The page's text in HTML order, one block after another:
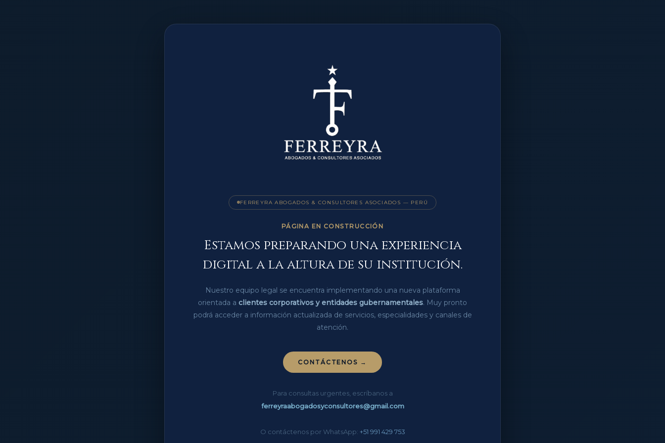
FERREYRA ABOGADOS & CONSULTORES ASOCIADOS — PERÚ
PÁGINA EN CONSTRUCCIÓN
Estamos preparando una experiencia
digital a la altura de su institución.
Nuestro equipo legal se encuentra implementando una nueva plataforma
orientada a clientes corporativos y entidades gubernamentales. Muy pronto
podrá acceder a información actualizada de servicios, especialidades y canales de
atención.
CONTÁCTENOS →
Para consultas urgentes, escríbanos a
ferreyraabogadosyconsultores@gmail.com
O contáctenos por WhatsApp: +51 991 429 753